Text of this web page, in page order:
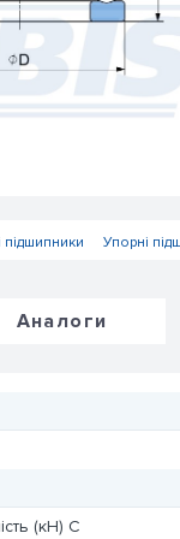
підшипники Упорні
Аналоги
(кН) C